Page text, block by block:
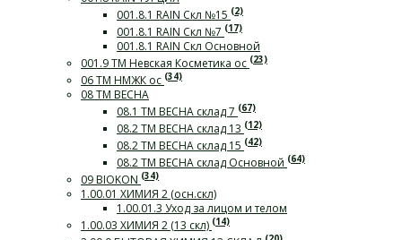
001.8.1 RAIN Скл №15 (2)
001.8.1 RAIN Скл №7 (17)
001.8.1 RAIN Скл Основной
001.9 ТМ Невская Косметика ос (23)
06 ТМ НМЖК ос (34)
08 ТМ ВЕСНА
08.1 ТМ ВЕСНА склад 7 (67)
08.2 ТМ ВЕСНА склад 13 (12)
08.2 ТМ ВЕСНА склад 15 (42)
08.2 ТМ ВЕСНА склад Основной (64)
09 BIOKON (34)
1.00.01 ХИМИЯ 2 (осн.скл)
1.00.01.3 Уход за лицом и телом
1.00.03 ХИМИЯ 2 (13 скл) (14)